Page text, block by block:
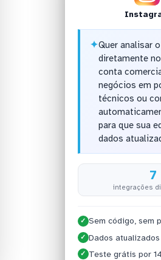
✦Quer analisar
diretamente
conta
negócios em
técnicos ou
para que sua
dados
7
integrações
✓ Sem código, sem
✓ Dados
✓ Teste grátis por